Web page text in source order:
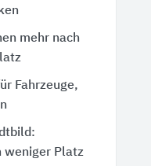
mehr nach
Fahrzeuge,
weniger Platz